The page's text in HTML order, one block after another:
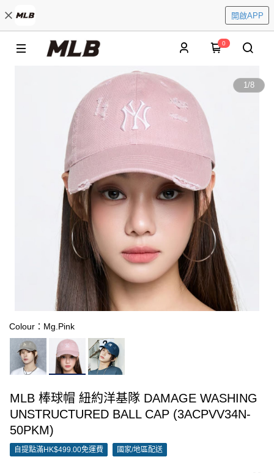
開啟APP
0
1/8
Colour：Mg.Pink
MLB 棒球帽 紐約洋基隊 DAMAGE WASHING
UNSTRUCTURED BALL CAP (3ACPVV34N-
50PKM)
自提點滿HK$499.00免運費 國家/地區配送